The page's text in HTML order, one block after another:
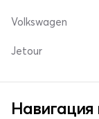
Volkswagen
Jetour
Навигация